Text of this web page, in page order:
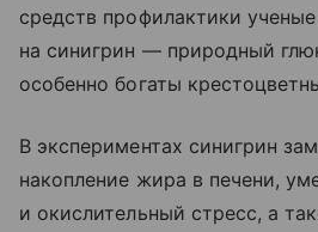
средств профилактики
на синигрин — природный
особенно богаты
В экспериментах синигрин
накопление жира в печени,
и окислительный стресс, а